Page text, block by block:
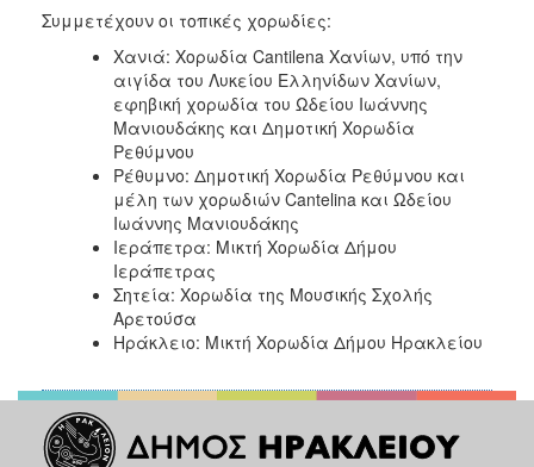
Συμμετέχουν οι τοπικές χορωδίες:
Χανιά: Χορωδία Cantilena Χανίων, υπό την
αιγίδα του Λυκείου Ελληνίδων Χανίων,
εφηβική χορωδία του Ωδείου Ιωάννης
Μανιουδάκης και Δημοτική Χορωδία
Ρεθύμνου
Ρέθυμνο: Δημοτική Χορωδία Ρεθύμνου και
μέλη των χορωδιών Cantelina και Ωδείου
Ιωάννης Μανιουδάκης
Ιεράπετρα: Μικτή Χορωδία Δήμου
Ιεράπετρας
Σητεία: Χορωδία της Μουσικής Σχολής
Αρετούσα
Ηράκλειο: Μικτή Χορωδία Δήμου Ηρακλείου